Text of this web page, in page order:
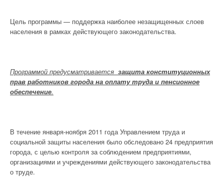
Цель программы — поддержка наиболее незащищенных слоев
населения в рамках действующего законодательства.
Программой предусматривается защита конституционных
прав работников города на оплату труда и пенсионное
обеспечение.
В течение января-ноября 2011 года Управлением труда и
социальной защиты населения было обследовано 24 предприятия
города, с целью контроля за соблюдением предприятиями,
организациями и учреждениями действующего законодательства
о труде.